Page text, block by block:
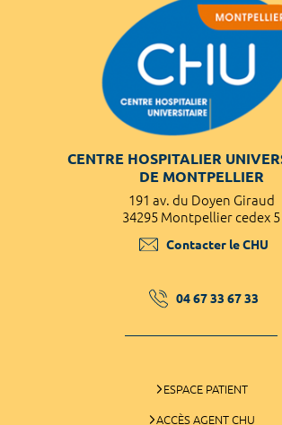
CENTRE HOSPITALIER
DE MONTPELLIER
191 av. du Doyen Giraud
34295 Montpellier cedex 5
Contacter le CHU
04 67 33 67 33
ESPACE PATIENT
ACCÈS AGENT CHU